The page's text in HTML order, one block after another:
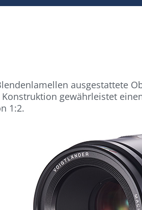
ausgestattete
gewährleistet
1:2.